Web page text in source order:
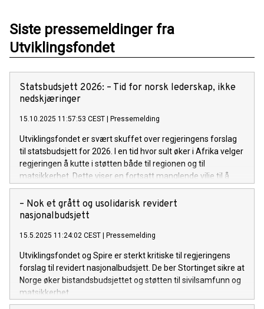
Siste pressemeldinger fra
Utviklingsfondet
Statsbudsjett 2026: – Tid for norsk lederskap, ikke
nedskjæringer
15.10.2025 11:57:53 CEST | Pressemelding
Utviklingsfondet er svært skuffet over regjeringens forslag
til statsbudsjett for 2026. I en tid hvor sult øker i Afrika velger
regjeringen å kutte i støtten både til regionen og til
matsikkerhet. Dette viser en fortsatt manglende vilje til å
prioritere langsiktig bistand til dem som rammes hardest av
klimaendringene.
– Nok et grått og usolidarisk revidert
nasjonalbudsjett
15.5.2025 11:24:02 CEST | Pressemelding
Utviklingsfondet og Spire er sterkt kritiske til regjeringens
forslag til revidert nasjonalbudsjett. De ber Stortinget sikre at
Norge øker bistandsbudsjettet og støtten til sivilsamfunn og
matsikkerhet.